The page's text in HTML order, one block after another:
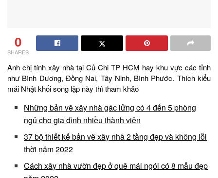
0
SHARES
Anh chị tính xây nhà tại Củ Chi TP HCM hay khu vực các tỉnh
như Bình Dương, Đồng Nai, Tây Ninh, Bình Phước. Thích kiểu
mái Nhật khối song lập này thì tham khảo
Những bản vẽ xây nhà gác lửng có 4 đến 5 phòng
ngủ cho gia đình nhiều thành viên
37 bộ thiết kế bản vẽ xây nhà 2 tầng đẹp và không lỗi
thời năm 2022
Cách xây nhà vườn đẹp ở quê mái ngói có 8 mẫu đẹp